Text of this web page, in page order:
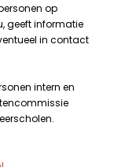
op
geeft informatie
in contact
intern en